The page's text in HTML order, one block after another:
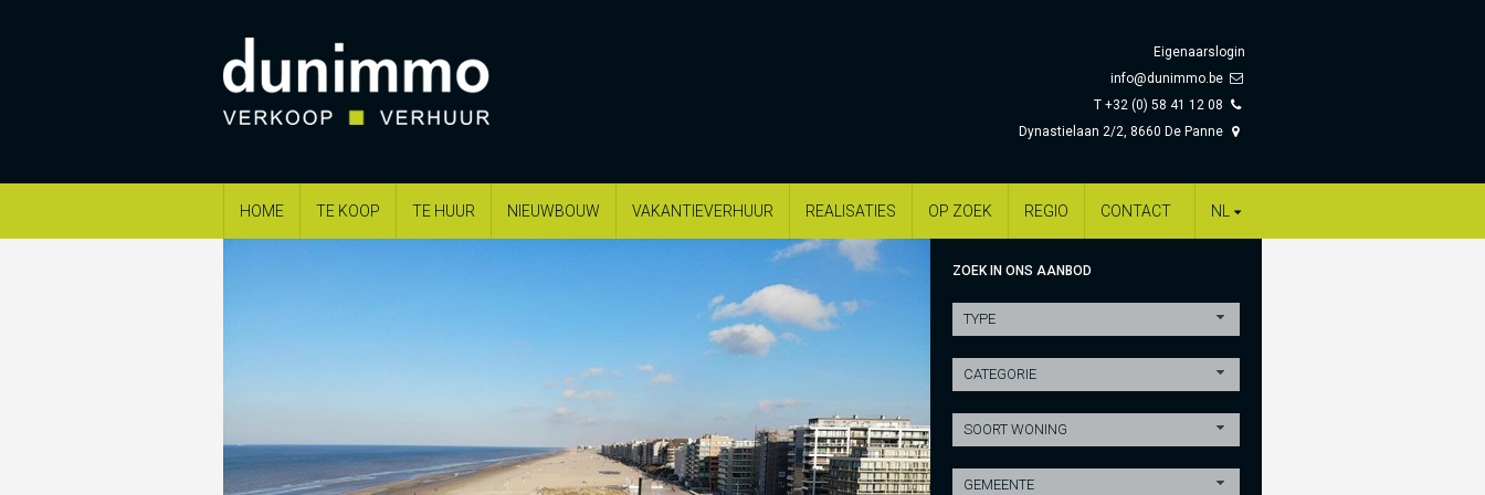
Eigenaarslogin
info@dunimmo.be
T +32 (0) 58 41 12 08
Dynastielaan 2/2, 8660 De Panne
HOME TE KOOP TE HUUR NIEUWBOUW VAKANTIEVERHUUR REALISATIES OP ZOEK REGIO CONTACT NL
ZOEK IN ONS AANBOD
TYPE
CATEGORIE
SOORT WONING
GEMEENTE